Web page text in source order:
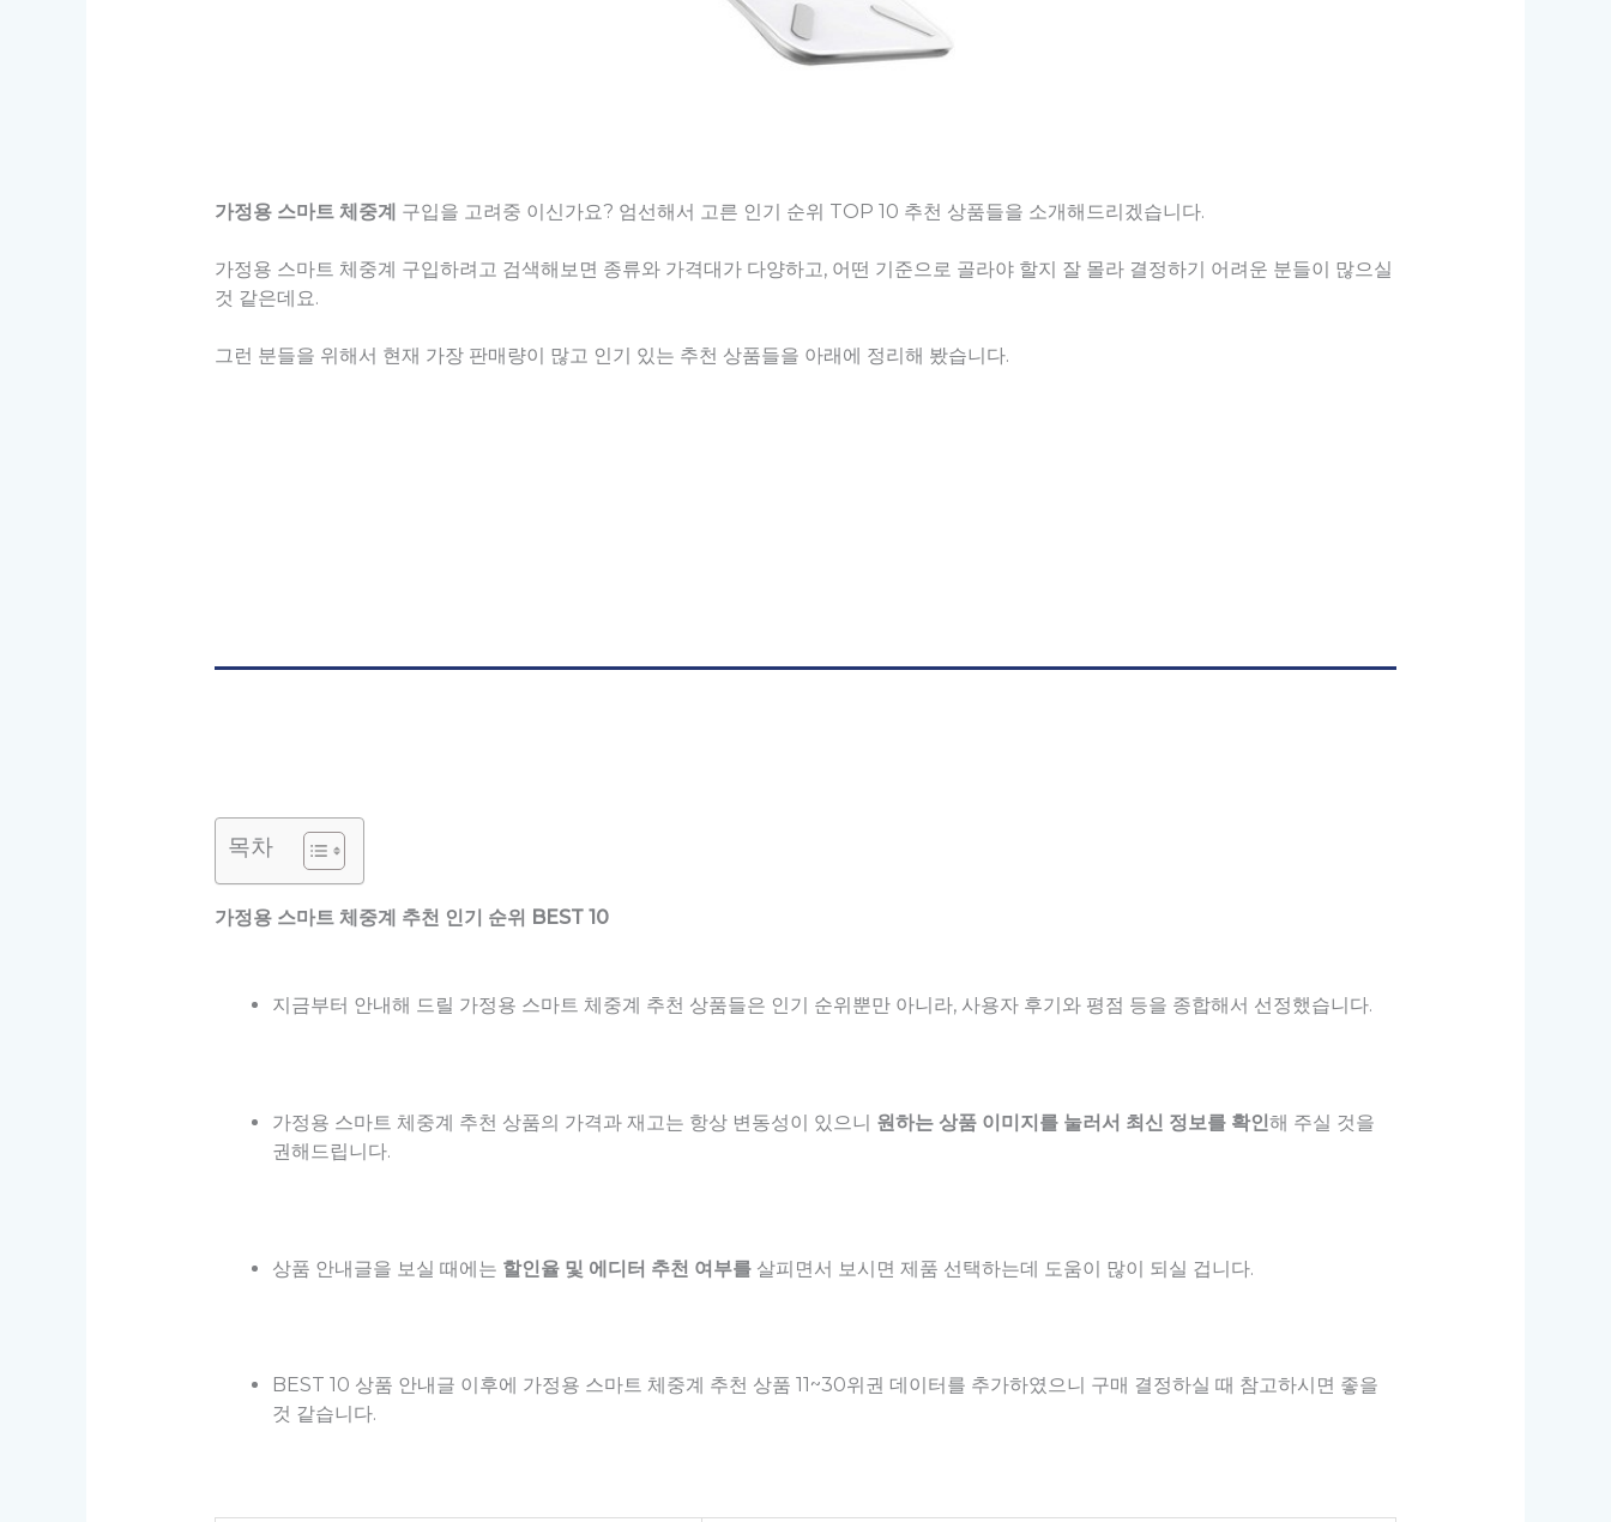
가정용 스마트 체중계 구입을 고려중 이신가요? 엄선해서 고른 인기 순위 TOP 10 추천 상품들을 소개해드리겠습니다.
가정용 스마트 체중계 구입하려고 검색해보면 종류와 가격대가 다양하고, 어떤 기준으로 골라야 할지 잘 몰라 결정하기 어려운 분들이 많으실
것 같은데요.
그런 분들을 위해서 현재 가장 판매량이 많고 인기 있는 추천 상품들을 아래에 정리해 봤습니다.
목차
가정용 스마트 체중계 추천 인기 순위 BEST 10
지금부터 안내해 드릴 가정용 스마트 체중계 추천 상품들은 인기 순위뿐만 아니라, 사용자 후기와 평점 등을 종합해서 선정했습니다.
가정용 스마트 체중계 추천 상품의 가격과 재고는 항상 변동성이 있으니 원하는 상품 이미지를 눌러서 최신 정보를 확인해 주실 것을
권해드립니다.
상품 안내글을 보실 때에는 할인율 및 에디터 추천 여부를살피면서 보시면 제품 선택하는데 도움이 많이 되실 겁니다.
BEST 10 상품 안내글 이후에 가정용 스마트 체중계 추천 상품 11~30위권 데이터를 추가하였으니 구매 결정하실 때 참고하시면 좋을
것 같습니다.